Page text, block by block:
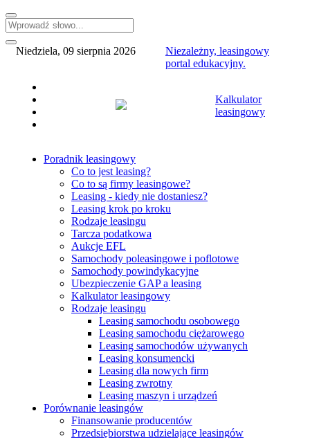
Niedziela, 09 sierpnia 2026
Niezależny, leasingowy
portal edukacyjny.
Kalkulator
leasingowy
Poradnik leasingowy
Co to jest leasing?
Co to są firmy leasingowe?
Leasing - kiedy nie dostaniesz?
Leasing krok po kroku
Rodzaje leasingu
Tarcza podatkowa
Aukcje EFL
Samochody poleasingowe i poflotowe
Samochody powindykacyjne
Ubezpieczenie GAP a leasing
Kalkulator leasingowy
Rodzaje leasingu
Leasing samochodu osobowego
Leasing samochodu ciężarowego
Leasing samochodów używanych
Leasing konsumencki
Leasing dla nowych firm
Leasing zwrotny
Leasing maszyn i urządzeń
Porównanie leasingów
Finansowanie producentów
Przedsiębiorstwa udzielające leasingów